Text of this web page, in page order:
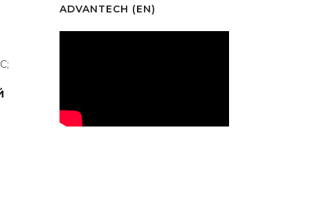
ADVANTECH (EN)